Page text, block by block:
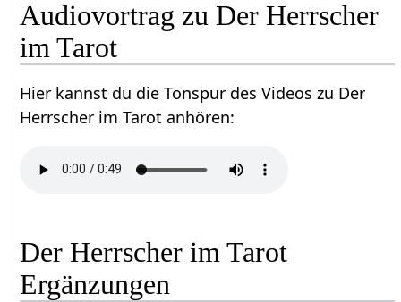
Audiovortrag zu Der Herrscher
im Tarot
Hier kannst du die Tonspur des Videos zu Der
Herrscher im Tarot anhören:
Der Herrscher im Tarot
Ergänzungen